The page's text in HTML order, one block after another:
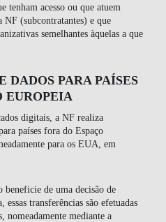
tenham acesso ou que atuem
NF (subcontratantes) e que
semelhantes àquelas a que
DADOS PARA PAÍSES
EUROPEIA
digitais, a NF realiza
países fora do Espaço
para os EUA, em
beneficie de uma decisão de
transferências são efetuadas
nomeadamente mediante a